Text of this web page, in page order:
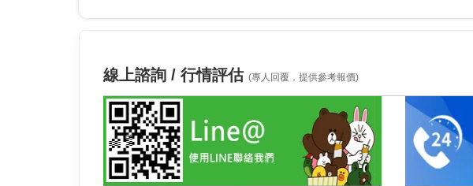
線上諮詢 / 行情評估(專人回覆，提供參考報價)